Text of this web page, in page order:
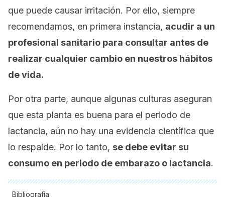
que puede causar irritación. Por ello, siempre
recomendamos, en primera instancia, acudir a un
profesional sanitario para consultar antes de
realizar cualquier cambio en nuestros hábitos
de vida.
Por otra parte, aunque algunas culturas aseguran
que esta planta es buena para el periodo de
lactancia, aún no hay una evidencia científica que
lo respalde. Por lo tanto, se debe evitar su
consumo en periodo de embarazo o lactancia.
Bibliografía